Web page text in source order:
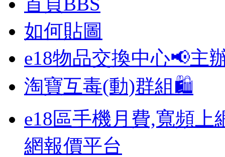
如何貼圖
e18物品交換中心📢主
淘寶互毒(動)群組🛍️
e18區手機月費,寬頻上
網報價平台